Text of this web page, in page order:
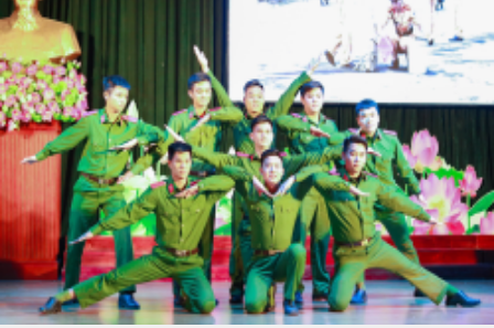
Các sự kiện tiêu biểu của Tuổi trẻ Nhà trường năm học 2023-2024
TÔI LÀM CÔNG AN XÃ
Hoạt động thực tế chính trị của cán bộ, học viên tại Hoà Bình
Hội thi tìm hiểu, sáng kiến về phòng, chống tác hại của thuốc lá
trong tuổi trẻ Trường Cao đẳng Cảnh sát nhân dân I
Tuổi trẻ Trường Cao đẳng CSND I tích cực triển khai đề án 06 của
Chính phủ